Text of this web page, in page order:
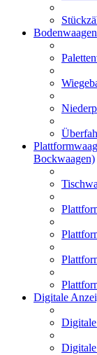
Bodenwaagen
Bockwaagen)
Digitale